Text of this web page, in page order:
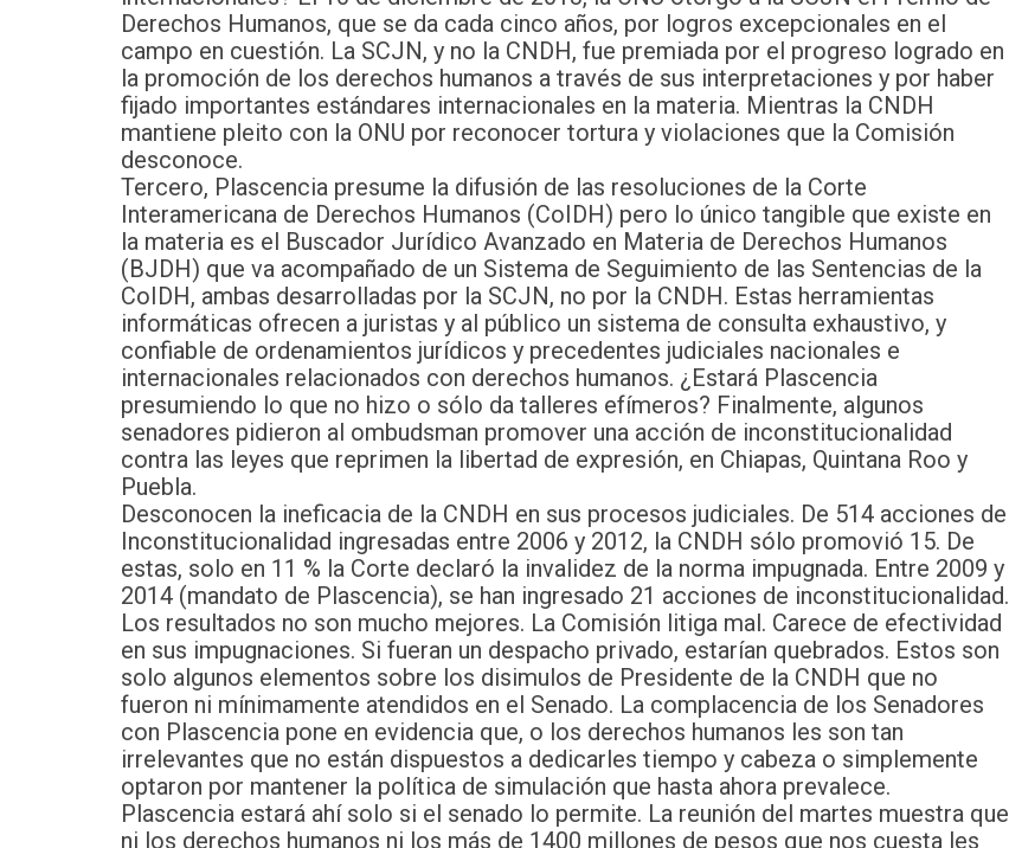
Derechos Humanos, que se da cada cinco años, por logros excepcionales en el
campo en cuestión. La SCJN, y no la CNDH, fue premiada por el progreso logrado en
la promoción de los derechos humanos a través de sus interpretaciones y por haber
fijado importantes estándares internacionales en la materia. Mientras la CNDH
mantiene pleito con la ONU por reconocer tortura y violaciones que la Comisión
desconoce.
Tercero, Plascencia presume la difusión de las resoluciones de la Corte
Interamericana de Derechos Humanos (CoIDH) pero lo único tangible que existe en
la materia es el Buscador Jurídico Avanzado en Materia de Derechos Humanos
(BJDH) que va acompañado de un Sistema de Seguimiento de las Sentencias de la
CoIDH, ambas desarrolladas por la SCJN, no por la CNDH. Estas herramientas
informáticas ofrecen a juristas y al público un sistema de consulta exhaustivo, y
confiable de ordenamientos jurídicos y precedentes judiciales nacionales e
internacionales relacionados con derechos humanos. ¿Estará Plascencia
presumiendo lo que no hizo o sólo da talleres efímeros? Finalmente, algunos
senadores pidieron al ombudsman promover una acción de inconstitucionalidad
contra las leyes que reprimen la libertad de expresión, en Chiapas, Quintana Roo y
Puebla.
Desconocen la ineficacia de la CNDH en sus procesos judiciales. De 514 acciones de
Inconstitucionalidad ingresadas entre 2006 y 2012, la CNDH sólo promovió 15. De
estas, solo en 11 % la Corte declaró la invalidez de la norma impugnada. Entre 2009 y
2014 (mandato de Plascencia), se han ingresado 21 acciones de inconstitucionalidad.
Los resultados no son mucho mejores. La Comisión litiga mal. Carece de efectividad
en sus impugnaciones. Si fueran un despacho privado, estarían quebrados. Estos son
solo algunos elementos sobre los disimulos de Presidente de la CNDH que no
fueron ni mínimamente atendidos en el Senado. La complacencia de los Senadores
con Plascencia pone en evidencia que, o los derechos humanos les son tan
irrelevantes que no están dispuestos a dedicarles tiempo y cabeza o simplemente
optaron por mantener la política de simulación que hasta ahora prevalece.
Plascencia estará ahí solo si el senado lo permite. La reunión del martes muestra que
ni los derechos humanos ni los más de 1400 millones de pesos que nos cuesta les